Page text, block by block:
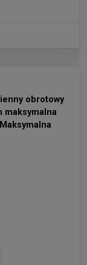
obrotowy
maksymalna